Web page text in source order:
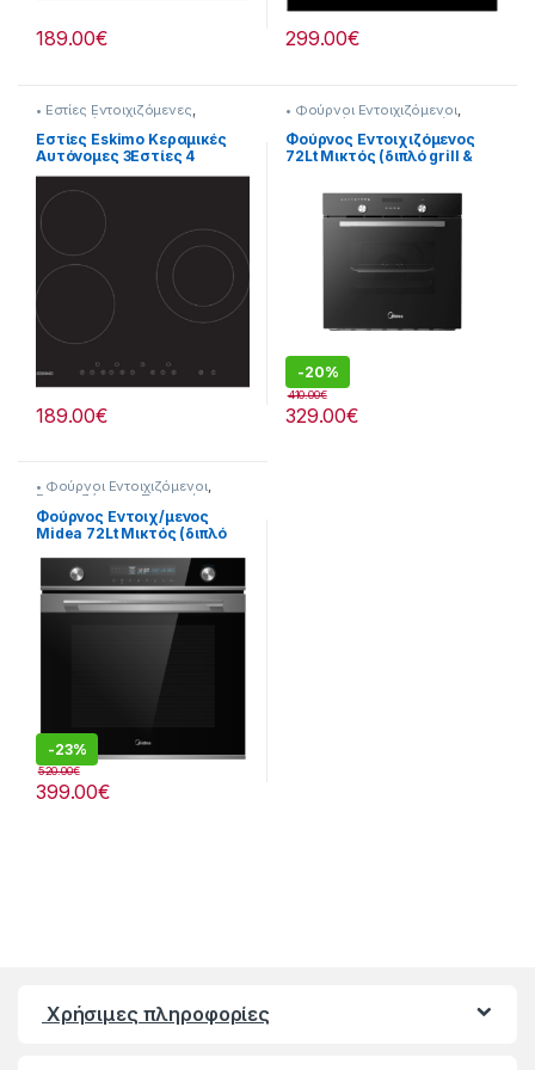
189.00€ 299.00€
• Εστίες Εντοιχιζόμενες,
Εντοιχιζόμενες Συσκευές
Εστίες Eskimo Κεραμικές
Αυτόνομες 3Εστίες 4
θέσεων (Dual)Touch Control
Panel 905182034
189.00€
• Φούρνοι Εντοιχιζόμενοι,
Εντοιχιζόμενες Συσκευές
Φούρνος Εντοιχιζόμενος
72Lt Μικτός (διπλό grill &
[905182035]
-20%
329.00€
410.00€
• Φούρνοι Εντοιχιζόμενοι,
Εντοιχιζόμενες Συσκευές
Φούρνος Εντοιχ/μενος
Midea 72Lt Μικτός (διπλό
905182036
-23%
399.00€
520.00€
Χρήσιμες πληροφορίες